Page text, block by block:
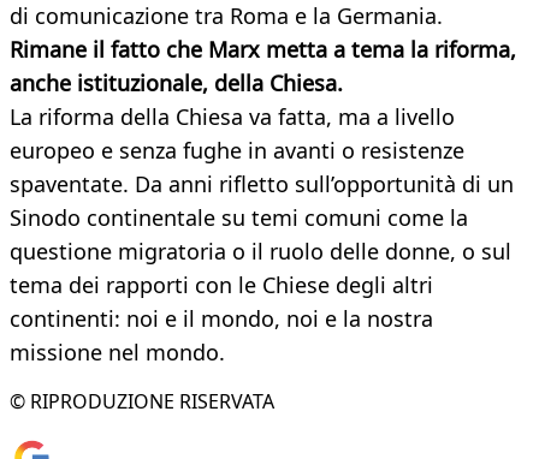
di comunicazione tra Roma e la Germania.
Rimane il fatto che Marx metta a tema la riforma,
anche istituzionale, della Chiesa.
La riforma della Chiesa va fatta, ma a livello
europeo e senza fughe in avanti o resistenze
spaventate. Da anni rifletto sull’opportunità di un
Sinodo continentale su temi comuni come la
questione migratoria o il ruolo delle donne, o sul
tema dei rapporti con le Chiese degli altri
continenti: noi e il mondo, noi e la nostra
missione nel mondo.
© RIPRODUZIONE RISERVATA